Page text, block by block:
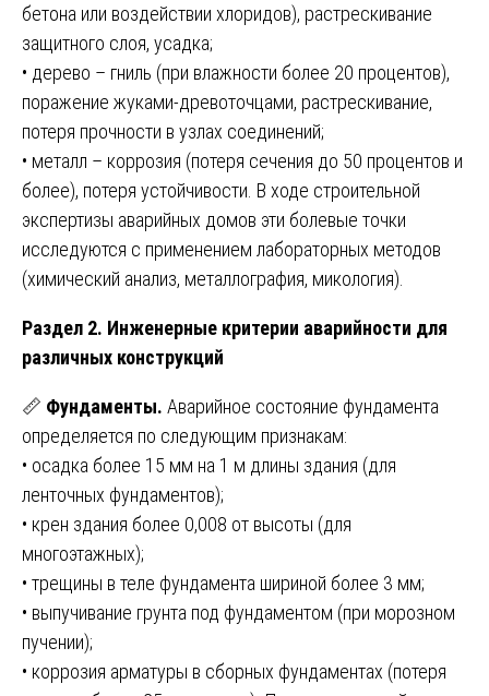
бетона или воздействии хлоридов), растрескивание
защитного слоя, усадка;
• дерево – гниль (при влажности более 20 процентов),
поражение жуками-древоточцами, растрескивание,
потеря прочности в узлах соединений;
• металл – коррозия (потеря сечения до 50 процентов и
более), потеря устойчивости. В ходе строительной
экспертизы аварийных домов эти болевые точки
исследуются с применением лабораторных методов
(химический анализ, металлография, микология).
Раздел 2. Инженерные критерии аварийности для
различных конструкций
📏 Фундаменты. Аварийное состояние фундамента
определяется по следующим признакам:
• осадка более 15 мм на 1 м длины здания (для
ленточных фундаментов);
• крен здания более 0,008 от высоты (для
многоэтажных);
• трещины в теле фундамента шириной более 3 мм;
• выпучивание грунта под фундаментом (при морозном
пучении);
• коррозия арматуры в сборных фундаментах (потеря